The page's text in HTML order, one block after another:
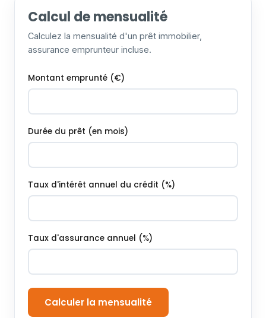
Calcul de mensualité
Calculez la mensualité d'un prêt immobilier,
assurance emprunteur incluse.
Montant emprunté (€)
Durée du prêt (en mois)
Taux d'intérêt annuel du crédit (%)
Taux d'assurance annuel (%)
Calculer la mensualité